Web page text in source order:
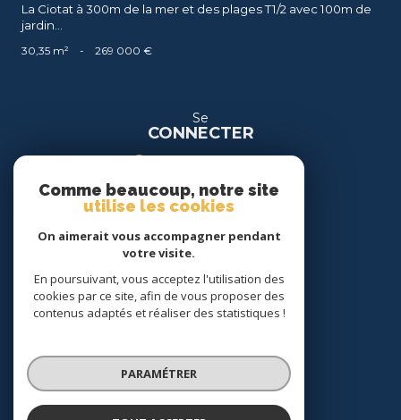
La Ciotat à 300m de la mer et des plages T1/2 avec 100m de
jardin...
30,35 m² - 269 000 €
Se
CONNECTER
espace location
Nous
SUIVRE
Comme beaucoup, notre site
utilise les cookies
On aimerait vous accompagner pendant
votre visite.
En poursuivant, vous acceptez l'utilisation des
cookies par ce site, afin de vous proposer des
contenus adaptés et réaliser des statistiques !
PARAMÉTRER